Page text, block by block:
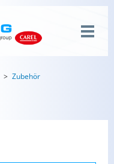
Zubehör